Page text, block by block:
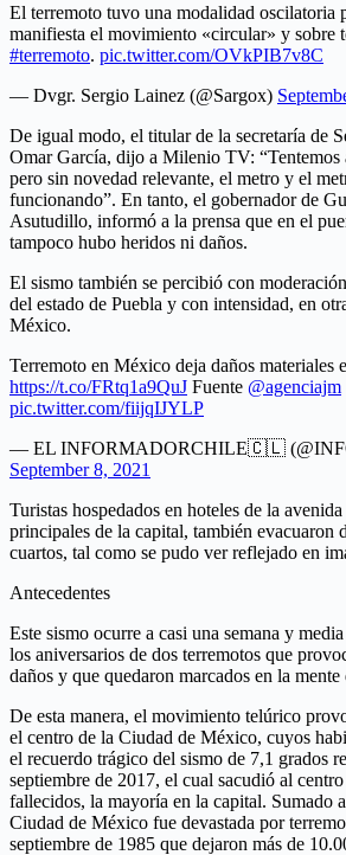
El terremoto tuvo una modalidad oscilatoria
manifiesta el movimiento «circular» y sobre
#terremoto. pic.twitter.com/OVkPIB7v8C
— Dvgr. Sergio Lainez (@Sargox)
De igual modo, el titular de la secretaría de
Omar García, dijo a Milenio TV: “Tentemos
pero sin novedad relevante, el metro y el
funcionando”. En tanto, el gobernador de
Asutudillo, informó a la prensa que en el
tampoco hubo heridos ni daños.
El sismo también se percibió con
del estado de Puebla y con intensidad, en
México.
Terremoto en México deja daños materiales
https://t.co/FRtq1a9QuJ Fuente @agenciajm
pic.twitter.com/fiijqIJYLP
— EL INFORMADORCHILE🇨🇱
September 8, 2021
Turistas hospedados en hoteles de la
principales de la capital, también evacuaron
cuartos, tal como se pudo ver reflejado en
Antecedentes
Este sismo ocurre a casi una semana y
los aniversarios de dos terremotos que
daños y que quedaron marcados en la mente
De esta manera, el movimiento telúrico
el centro de la Ciudad de México, cuyos
el recuerdo trágico del sismo de 7,1 grados
septiembre de 2017, el cual sacudió al
fallecidos, la mayoría en la capital. Sumado
Ciudad de México fue devastada por
septiembre de 1985 que dejaron más de